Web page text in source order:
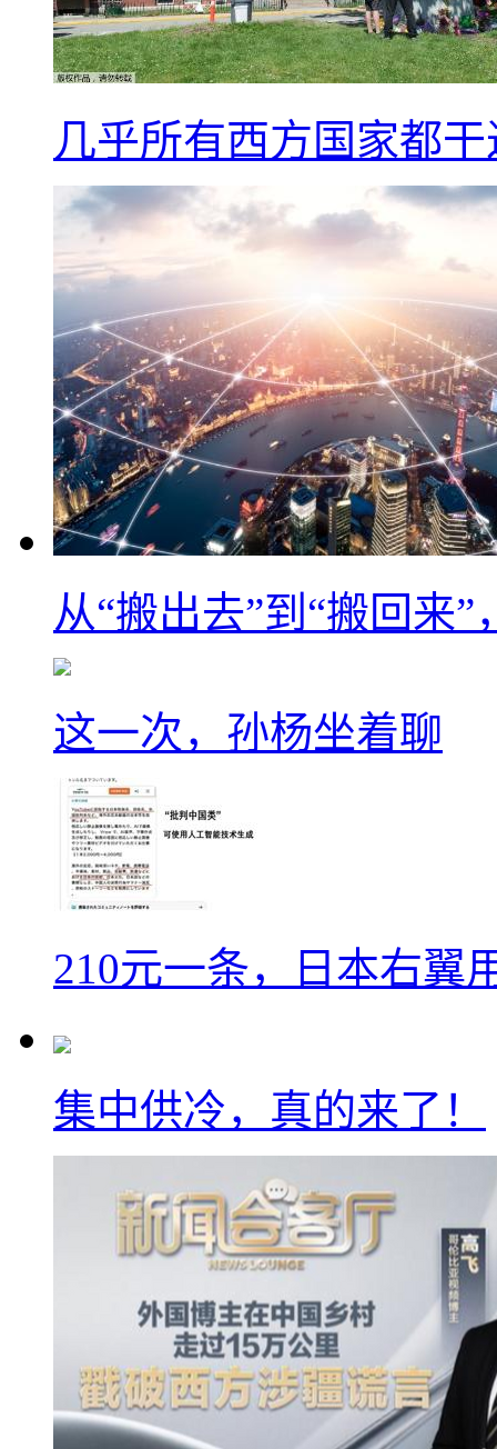
几乎所有西方国家都
从“搬出去”到“搬回来
这一次，孙杨坐着聊
210元一条，日本右翼
集中供冷，真的来了！